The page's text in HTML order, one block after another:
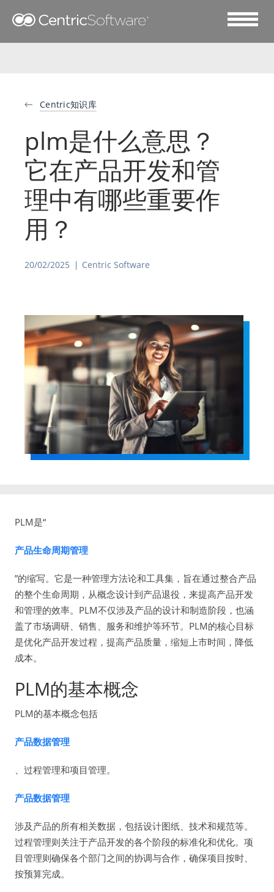
Centric知识库
plm是什么意思？
它在产品开发和管
理中有哪些重要作
用？
20/02/2025 Centric Software
PLM是“
产品生命周期管理
”的缩写。它是一种管理方法论和工具集，旨在通过整合产品
的整个生命周期，从概念设计到产品退役，来提高产品开发
和管理的效率。PLM不仅涉及产品的设计和制造阶段，也涵
盖了市场调研、销售、服务和维护等环节。PLM的核心目标
是优化产品开发过程，提高产品质量，缩短上市时间，降低
成本。
PLM的基本概念
PLM的基本概念包括
产品数据管理
、过程管理和项目管理。
产品数据管理
涉及产品的所有相关数据，包括设计图纸、技术和规范等。
过程管理则关注于产品开发的各个阶段的标准化和优化。项
目管理则确保各个部门之间的协调与合作，确保项目按时、
按预算完成。